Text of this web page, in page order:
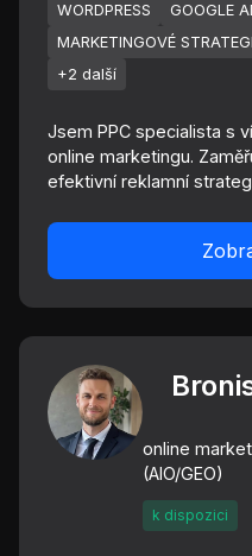
WORDPRESS GOOGLE
MARKETINGOVÉ
+2 další
Jsem PPC specialista s
online marketingu.
efektivní reklamní
online
(AIO/GEO)
k dispozici